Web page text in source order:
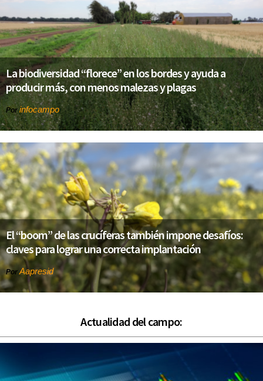
La biodiversidad “florece” en los bordes y ayuda a
producir más, con menos malezas y plagas
Porinfocampo
El “boom” de las crucíferas también impone desafíos:
claves para lograr una correcta implantación
PorAapresid
Actualidad del campo: